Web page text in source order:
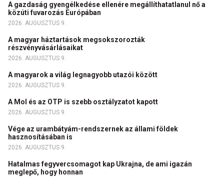
A gazdaság gyengélkedése ellenére megállíthatatlanul nő a
közúti fuvarozás Európában
2026. AUGUSZTUS 9.
A magyar háztartások megsokszorozták
részvényvásárlásaikat
2026. AUGUSZTUS 9.
A magyarok a világ legnagyobb utazói között
2026. AUGUSZTUS 9.
A Mol és az OTP is szebb osztályzatot kapott
2026. AUGUSZTUS 9.
Vége az urambátyám-rendszernek az állami földek
hasznosításában is
2026. AUGUSZTUS 9.
Hatalmas fegyvercsomagot kap Ukrajna, de ami igazán
meglepő, hogy honnan